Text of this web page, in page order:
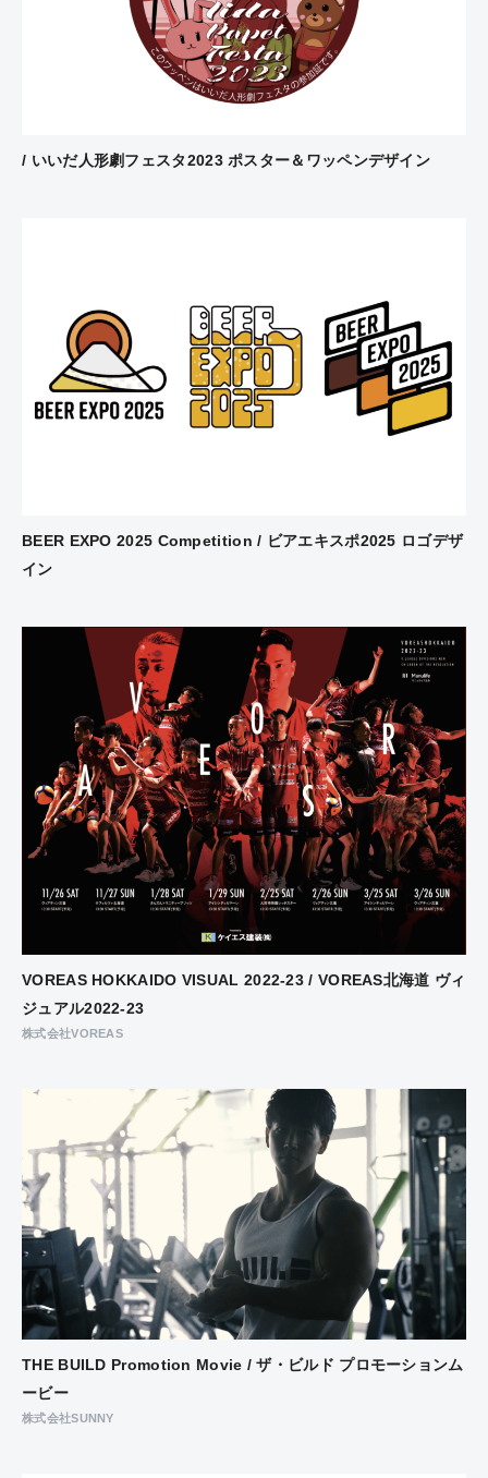
/ いいだ人形劇フェスタ2023 ポスター＆ワッペンデザイン
BEER EXPO 2025 Competition / ビアエキスポ2025 ロゴデザ
イン
VOREAS HOKKAIDO VISUAL 2022-23 / VOREAS北海道 ヴィ
ジュアル2022-23
株式会社VOREAS
THE BUILD Promotion Movie / ザ・ビルド プロモーションム
ービー
株式会社SUNNY